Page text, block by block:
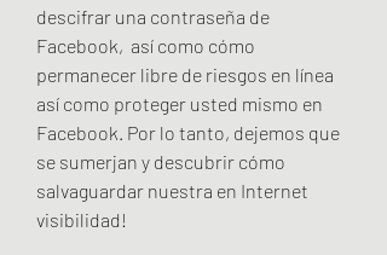
descifrar una contraseña de
Facebook,  así como cómo
permanecer libre de riesgos en línea
así como proteger usted mismo en
Facebook. Por lo tanto, dejemos que
se sumerjan y descubrir cómo
salvaguardar nuestra en Internet
visibilidad!